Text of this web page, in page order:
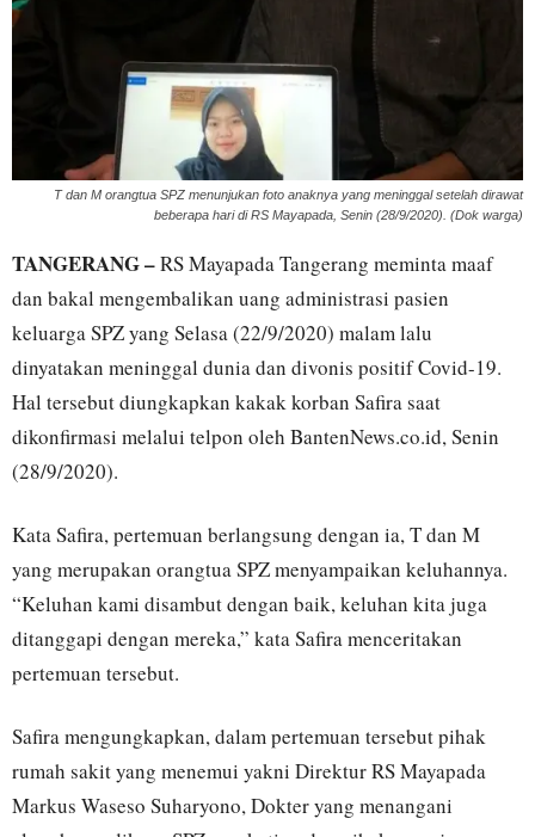
T dan M orangtua SPZ menunjukan foto anaknya yang meninggal setelah dirawat
beberapa hari di RS Mayapada, Senin (28/9/2020). (Dok warga)
TANGERANG –RS Mayapada Tangerang meminta maaf
dan bakal mengembalikan uang administrasi pasien
keluarga SPZ yang Selasa (22/9/2020) malam lalu
dinyatakan meninggal dunia dan divonis positif Covid-19.
Hal tersebut diungkapkan kakak korban Safira saat
dikonfirmasi melalui telpon oleh BantenNews.co.id, Senin
(28/9/2020).
Kata Safira, pertemuan berlangsung dengan ia, T dan M
yang merupakan orangtua SPZ menyampaikan keluhannya.
“Keluhan kami disambut dengan baik, keluhan kita juga
ditanggapi dengan mereka,” kata Safira menceritakan
pertemuan tersebut.
Safira mengungkapkan, dalam pertemuan tersebut pihak
rumah sakit yang menemui yakni Direktur RS Mayapada
Markus Waseso Suharyono, Dokter yang menangani